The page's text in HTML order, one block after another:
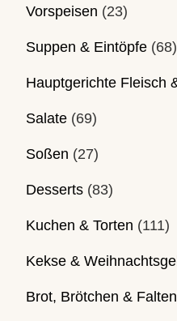
Vorspeisen (23)
Suppen & Eintöpfe (68)
Hauptgerichte Fleisch
Salate (69)
Soßen (27)
Desserts (83)
Kuchen & Torten (111)
Kekse &
Brot, Brötchen &